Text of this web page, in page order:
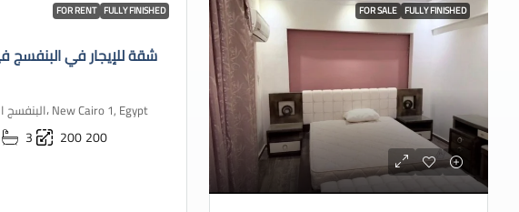
FOR RENT FULLY FINISHED
شقة للإيجار في البنفسج
البنفسج التجمع الاول، New Cairo 1, Egypt
3 200200
FOR SALE FULLY FINISHED